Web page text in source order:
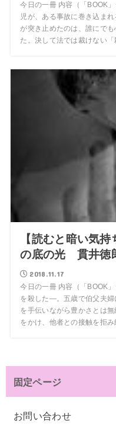
今日の一冊 内容（「BOOK
児が、ある事故に巻き込ま
が突き止めたのは、誰にで
た。決して法では裁けない「
【読むと暗い気
の底の光 貫井徳
2018.11.17
今日の一冊 内容（「BOOK
を殺した―。五歳で伯父夫婦
を手伝いながら豊かさとは
をかけ、他者との接触を拒み
固定ページ
お問い合わせ